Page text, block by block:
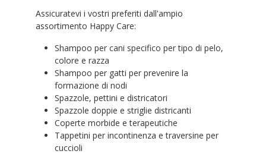
Assicuratevi i vostri preferiti dall'ampio
assortimento Happy Care:
Shampoo per cani specifico per tipo di pelo,
colore e razza
Shampoo per gatti per prevenire la
formazione di nodi
Spazzole, pettini e districatori
Spazzole doppie e striglie districanti
Coperte morbide e terapeutiche
Tappetini per incontinenza e traversine per
cuccioli